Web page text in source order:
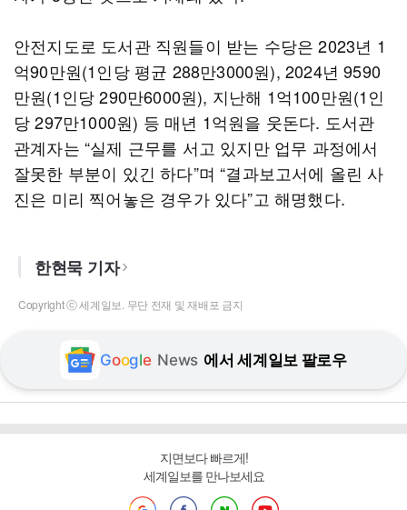
안전지도로 도서관 직원들이 받는 수당은 2023년 1
억90만원(1인당 평균 288만3000원), 2024년 9590
만원(1인당 290만6000원), 지난해 1억100만원(1인
당 297만1000원) 등 매년 1억원을 웃돈다. 도서관
관계자는 “실제 근무를 서고 있지만 업무 과정에서
잘못한 부분이 있긴 하다”며 “결과보고서에 올린 사
진은 미리 찍어놓은 경우가 있다”고 해명했다.
한현묵 기자
Copyright ⓒ 세계일보. 무단 전재 및 재배포 금지
Google News 에서 세계일보 팔로우
지면보다 빠르게!
세계일보를 만나보세요